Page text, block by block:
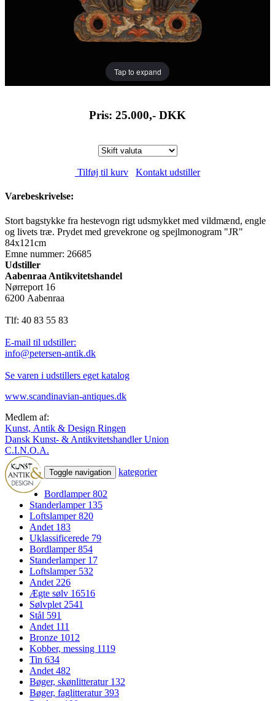
Tap to expand
Pris: 25.000,- DKK
Tilføj til kurv Kontakt udstiller
Varebeskrivelse:
Stort bagstykke fra hestevogn rigt udsmykket med vildmænd, engle
og livets træ. Prydet med grevekrone og spejlmonogram "JR"
84x121cm
Emne nummer: 26685
Udstiller
Aabenraa Antikvitetshandel
Nørreport 16
6200 Aabenraa
Tlf: 40 83 55 83
E-mail til udstiller:
info@petersen-antik.dk
Se varen i udstillers eget katalog
www.scandinavian-antiques.dk
Medlem af:
Kunst, Antik & Design Ringen
Dansk Kunst- & Antikvitetshandler Union
C.I.N.O.A.
Toggle navigation kategorier
Bordlamper802
Standerlamper 135
Loftslamper820
Andet 183
Uklassificerede 79
Bordlamper854
Standerlamper 17
Loftslamper 532
Andet 226
Ægte sølv 16516
Sølvplet 2541
Stål 591
Andet 111
Bronze 1012
Kobber, messing 1119
Tin 634
Andet 482
Bøger, skønlitteratur 132
Bøger, faglitteratur393